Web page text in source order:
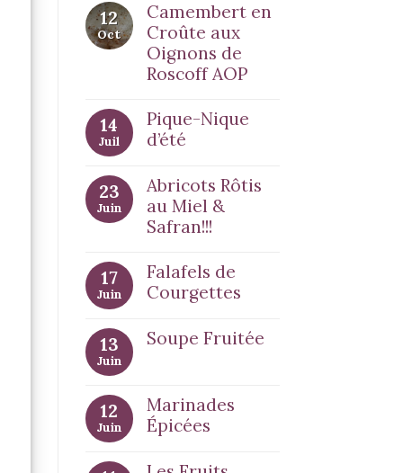
12
Oct
Camembert en
Croûte aux
Oignons de
Roscoff AOP
14
Juil
Pique-Nique
d’été
23
Juin
Abricots Rôtis
au Miel &
Safran!!!
17
Juin
Falafels de
Courgettes
13
Juin
Soupe Fruitée
12
Juin
Marinades
Épicées